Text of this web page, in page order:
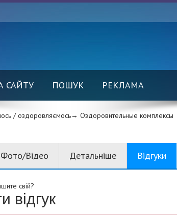
САЙТУ ПОШУК РЕКЛАМА
/ оздоровляємось→ Оздоровительные комплексы
Фото/Відео Детальніше Відгуки
свій?
відгук